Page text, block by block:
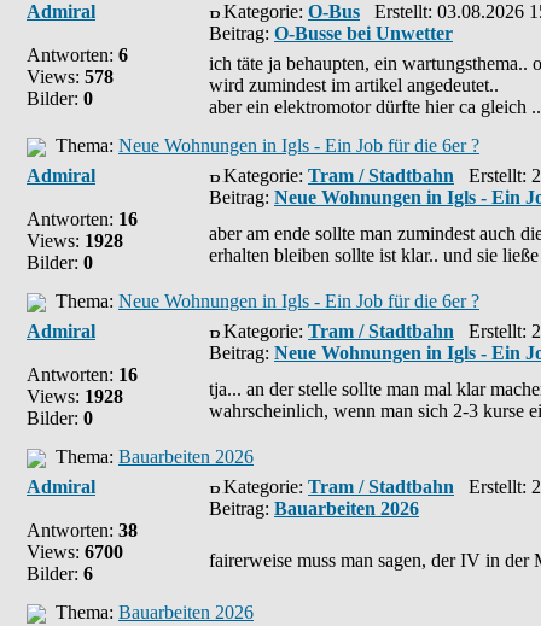
Admiral
Antworten: 6
Views: 578
Bilder: 0
Kategorie: O-Bus Erstellt: 03.08.2026
Beitrag: O-Busse bei Unwetter
ich täte ja behaupten, ein
wird zumindest im artikel angedeutet..
aber ein elektromotor dürfte hier ca gleich
Thema: Neue Wohnungen in Igls - Ein Job für die 6er ?
Admiral
Antworten: 16
Views: 1928
Bilder: 0
Kategorie: Tram / Stadtbahn Erstellt:
Beitrag: Neue Wohnungen in Igls - Ein
aber am ende sollte man zumindest auch
erhalten bleiben sollte ist klar.. und sie
Thema: Neue Wohnungen in Igls - Ein Job für die 6er ?
Admiral
Antworten: 16
Views: 1928
Bilder: 0
Kategorie: Tram / Stadtbahn Erstellt:
Beitrag: Neue Wohnungen in Igls - Ein
tja... an der stelle sollte man mal klar
wahrscheinlich, wenn man sich 2-3 kurse
Thema: Bauarbeiten 2026
Admiral
Antworten: 38
Views: 6700
Bilder: 6
Kategorie: Tram / Stadtbahn Erstellt:
Beitrag: Bauarbeiten 2026
fairerweise muss man sagen, der IV in
Thema: Bauarbeiten 2026